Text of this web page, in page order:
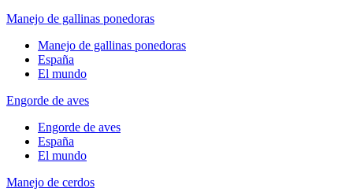
Manejo de gallinas ponedoras
Manejo de gallinas ponedoras
España
El mundo
Engorde de aves
Engorde de aves
España
El mundo
Manejo de cerdos